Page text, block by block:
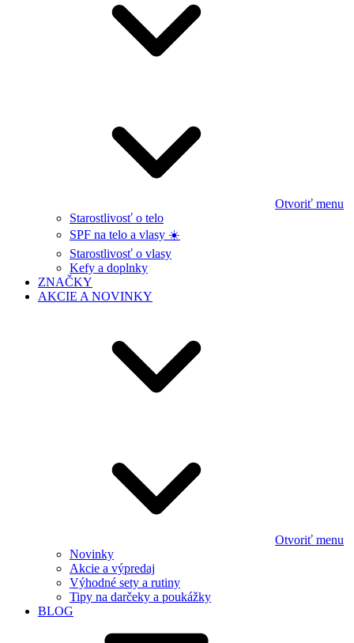
Otvoriť menu
Starostlivosť o telo
SPF na telo a vlasy ☀️
Starostlivosť o vlasy
Kefy a doplnky
ZNAČKY
AKCIE A NOVINKY
Otvoriť menu
Novinky
Akcie a výpredaj
Výhodné sety a rutiny
Tipy na darčeky a poukážky
BLOG